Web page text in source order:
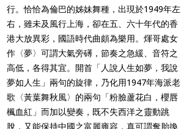
行。恰恰為倫巴的姊妹舞種，出現於1949年左
右，雖未及風行上海，卻在五、六十年代的香
港大放異彩，國語時代曲頗為樂用。煇哥處女
作〈夢〉可謂大氣旁礡，節奏之急緩、音符之
高低，各得其宜。開首「人說人生如夢，我說
夢如人生」兩句的旋律，乃化用1947年海派老
歌〈黃葉舞秋風〉的兩句「粉臉蘆花白，櫻唇
楓血紅」而加以變奏，既不失西洋之靈動跳
脫，又能保持中國之富麗雍容，真可謂奪胎換